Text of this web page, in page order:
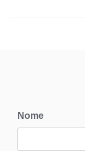
Nome